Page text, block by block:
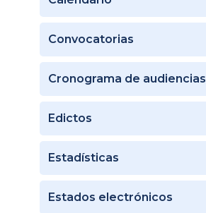
Convocatorias
Cronograma de audiencias
Edictos
Estadísticas
Estados electrónicos